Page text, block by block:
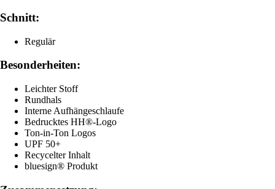
Schnitt:
Regulär
Besonderheiten:
Leichter Stoff
Rundhals
Interne Aufhängeschlaufe
Bedrucktes HH®-Logo
Ton-in-Ton Logos
UPF 50+
Recycelter Inhalt
bluesign® Produkt